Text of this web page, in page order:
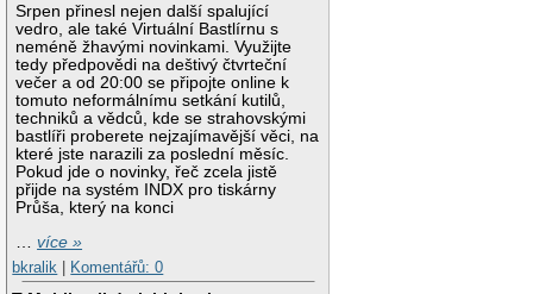
Srpen přinesl nejen další spalující
vedro, ale také Virtuální Bastlírnu s
neméně žhavými novinkami. Využijte
tedy předpovědi na deštivý čtvrteční
večer a od 20:00 se připojte online k
tomuto neformálnímu setkání kutilů,
techniků a vědců, kde se strahovskými
bastlíři proberete nejzajímavější věci, na
které jste narazili za poslední měsíc.
Pokud jde o novinky, řeč zcela jistě
přijde na systém INDX pro tiskárny
Průša, který na konci
…více »
bkralik
Komentářů: 0